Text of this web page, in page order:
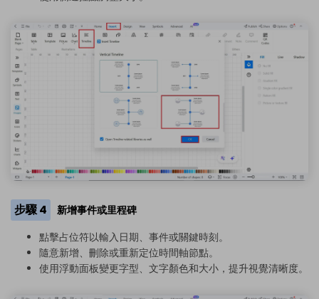
步驟 4
新增事件或里程碑
點擊占位符以輸入日期、事件或關鍵時刻。
隨意新增、刪除或重新定位時間軸節點。
使用浮動面板變更字型、文字顏色和大小，提升視覺清晰度。